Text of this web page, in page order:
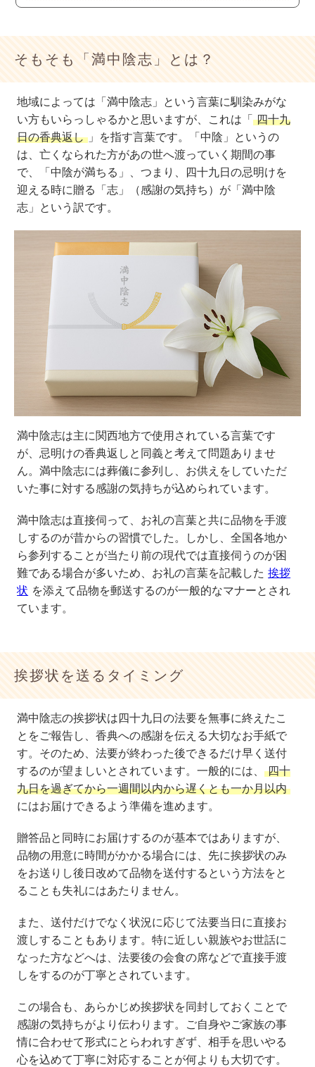
そもそも「満中陰志」とは？
地域によっては「満中陰志」という言葉に馴染みがな
い方もいらっしゃるかと思いますが、これは「 四十九
日の香典返し
」を指す言葉です。「中陰」というの
は、亡くなられた方があの世へ渡っていく期間の事
で、「中陰が満ちる」、つまり、四十九日の忌明けを
迎える時に贈る「志」（感謝の気持ち）が「満中陰
志」という訳です。
満中陰志は主に関西地方で使用されている言葉です
が、忌明けの香典返しと同義と考えて問題ありませ
ん。満中陰志には葬儀に参列し、お供えをしていただ
いた事に対する感謝の気持ちが込められています。
満中陰志は直接伺って、お礼の言葉と共に品物を手渡
しするのが昔からの習慣でした。しかし、全国各地か
ら参列することが当たり前の現代では直接伺うのが困
難である場合が多いため、お礼の言葉を記載した 挨拶
状 を添えて品物を郵送するのが一般的なマナーとされ
ています。
挨拶状を送るタイミング
満中陰志の挨拶状は四十九日の法要を無事に終えたこ
とをご報告し、香典への感謝を伝える大切なお手紙で
す。そのため、法要が終わった後できるだけ早く送付
するのが望ましいとされています。一般的には、 四十
九日を過ぎてから一週間以内から遅くとも一か月以内
にはお届けできるよう準備を進めます。
贈答品と同時にお届けするのが基本ではありますが、
品物の用意に時間がかかる場合には、先に挨拶状のみ
をお送りし後日改めて品物を送付するという方法をと
ることも失礼にはあたりません。
また、送付だけでなく状況に応じて法要当日に直接お
渡しすることもあります。特に近しい親族やお世話に
なった方などへは、法要後の会食の席などで直接手渡
しをするのが丁寧とされています。
この場合も、あらかじめ挨拶状を同封しておくことで
感謝の気持ちがより伝わります。ご自身やご家族の事
情に合わせて形式にとらわれすぎず、相手を思いやる
心を込めて丁寧に対応することが何よりも大切です。